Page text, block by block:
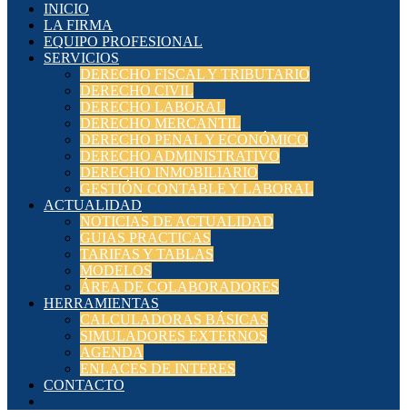
INICIO
LA FIRMA
EQUIPO PROFESIONAL
SERVICIOS
DERECHO FISCAL Y TRIBUTARIO
DERECHO CIVIL
DERECHO LABORAL
DERECHO MERCANTIL
DERECHO PENAL Y ECONÓMICO
DERECHO ADMINISTRATIVO
DERECHO INMOBILIARIO
GESTIÓN CONTABLE Y LABORAL
ACTUALIDAD
NOTICIAS DE ACTUALIDAD
GUIAS PRACTICAS
TARIFAS Y TABLAS
MODELOS
ÁREA DE COLABORADORES
HERRAMIENTAS
CALCULADORAS BÁSICAS
SIMULADORES EXTERNOS
AGENDA
ENLACES DE INTERES
CONTACTO